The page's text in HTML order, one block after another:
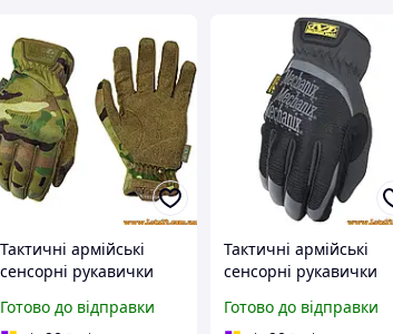
Тактичні армійські
сенсорні рукавички
Original 100% оригінал
Готово до відправки
Тактичні армійські
сенсорні рукавички
Original 100% оригінал
Готово до відправки